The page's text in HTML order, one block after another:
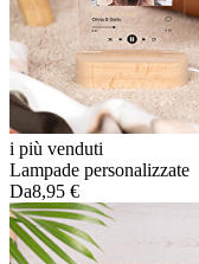
i più venduti
Lampade personalizzate
Da8,95 €